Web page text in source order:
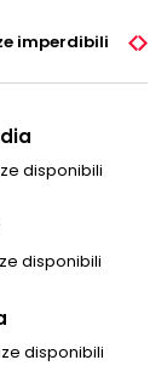
imperdibili
disponibili
disponibili
disponibili